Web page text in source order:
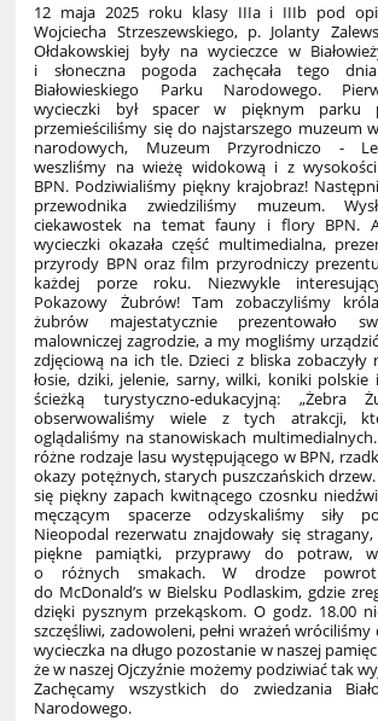
12 maja 2025 roku klasy IIIa i IIIb pod
Wojciecha Strzeszewskiego, p. Jolanty
Ołdakowskiej były na wycieczce w
i słoneczna pogoda zachęcała tego
Białowieskiego Parku Narodowego.
wycieczki był spacer w pięknym parku
przemieściliśmy się do najstarszego muzeum
narodowych, Muzeum Przyrodniczo -
weszliśmy na wieżę widokową i z
BPN. Podziwialiśmy piękny krajobraz!
przewodnika zwiedziliśmy muzeum.
ciekawostek na temat fauny i flory BPN.
wycieczki okazała część multimedialna,
przyrody BPN oraz film przyrodniczy
każdej porze roku. Niezwykle
Pokazowy Żubrów! Tam zobaczyliśmy
żubrów majestatycznie prezentowało
malowniczej zagrodzie, a my mogliśmy
zdjęciową na ich tle. Dzieci z bliska zobaczyły
łosie, dziki, jelenie, sarny, wilki, koniki polskie
ścieżką turystyczno-edukacyjną: „Żebra
obserwowaliśmy wiele z tych atrakcji,
oglądaliśmy na stanowiskach
różne rodzaje lasu występującego w BPN,
okazy potężnych, starych puszczańskich drzew.
się piękny zapach kwitnącego czosnku
męczącym spacerze odzyskaliśmy siły
Nieopodal rezerwatu znajdowały się
piękne pamiątki, przyprawy do potraw,
o różnych smakach. W drodze
do McDonald’s w Bielsku Podlaskim, gdzie
dzięki pysznym przekąskom. O godz. 18.00
szczęśliwi, zadowoleni, pełni wrażeń wróciliśmy
wycieczka na długo pozostanie w naszej
że w naszej Ojczyźnie możemy podziwiać tak
Zachęcamy wszystkich do zwiedzania
Narodowego.